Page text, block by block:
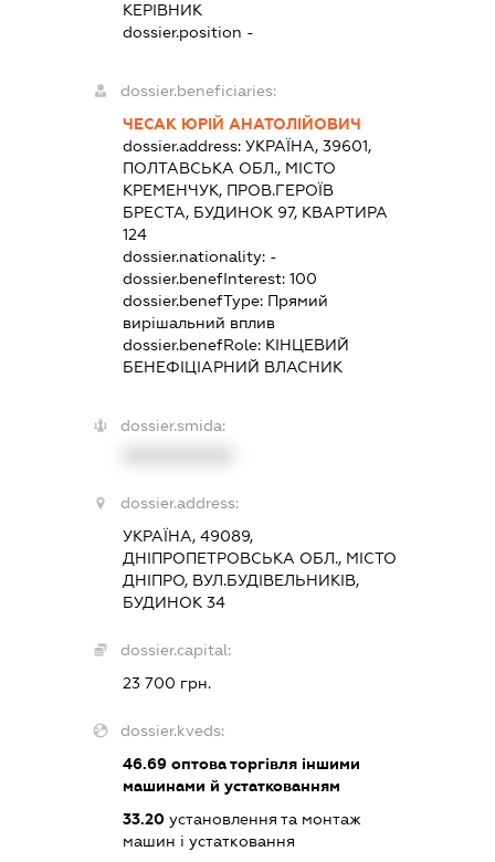
КЕРІВНИК
dossier.position -
dossier.beneficiaries:
ЧЕСАК ЮРІЙ АНАТОЛІЙОВИЧ
dossier.address:УКРАЇНА, 39601,
ПОЛТАВСЬКА ОБЛ., МІСТО
КРЕМЕНЧУК, ПРОВ.ГЕРОЇВ
БРЕСТА, БУДИНОК 97, КВАРТИРА
124
dossier.nationality: -
dossier.benefInterest:100
dossier.benefType: Прямий
вирішальний вплив
dossier.benefRole: КІНЦЕВИЙ
БЕНЕФІЦІАРНИЙ ВЛАСНИК
dossier.smida:
dossier.address:
УКРАЇНА, 49089,
ДНІПРОПЕТРОВСЬКА ОБЛ., МІСТО
ДНІПРО, ВУЛ.БУДІВЕЛЬНИКІВ,
БУДИНОК 34
dossier.capital:
23 700 грн.
dossier.kveds:
46.69 оптова торгівля іншими
машинами й устаткованням
33.20 установлення та монтаж
машин і устатковання